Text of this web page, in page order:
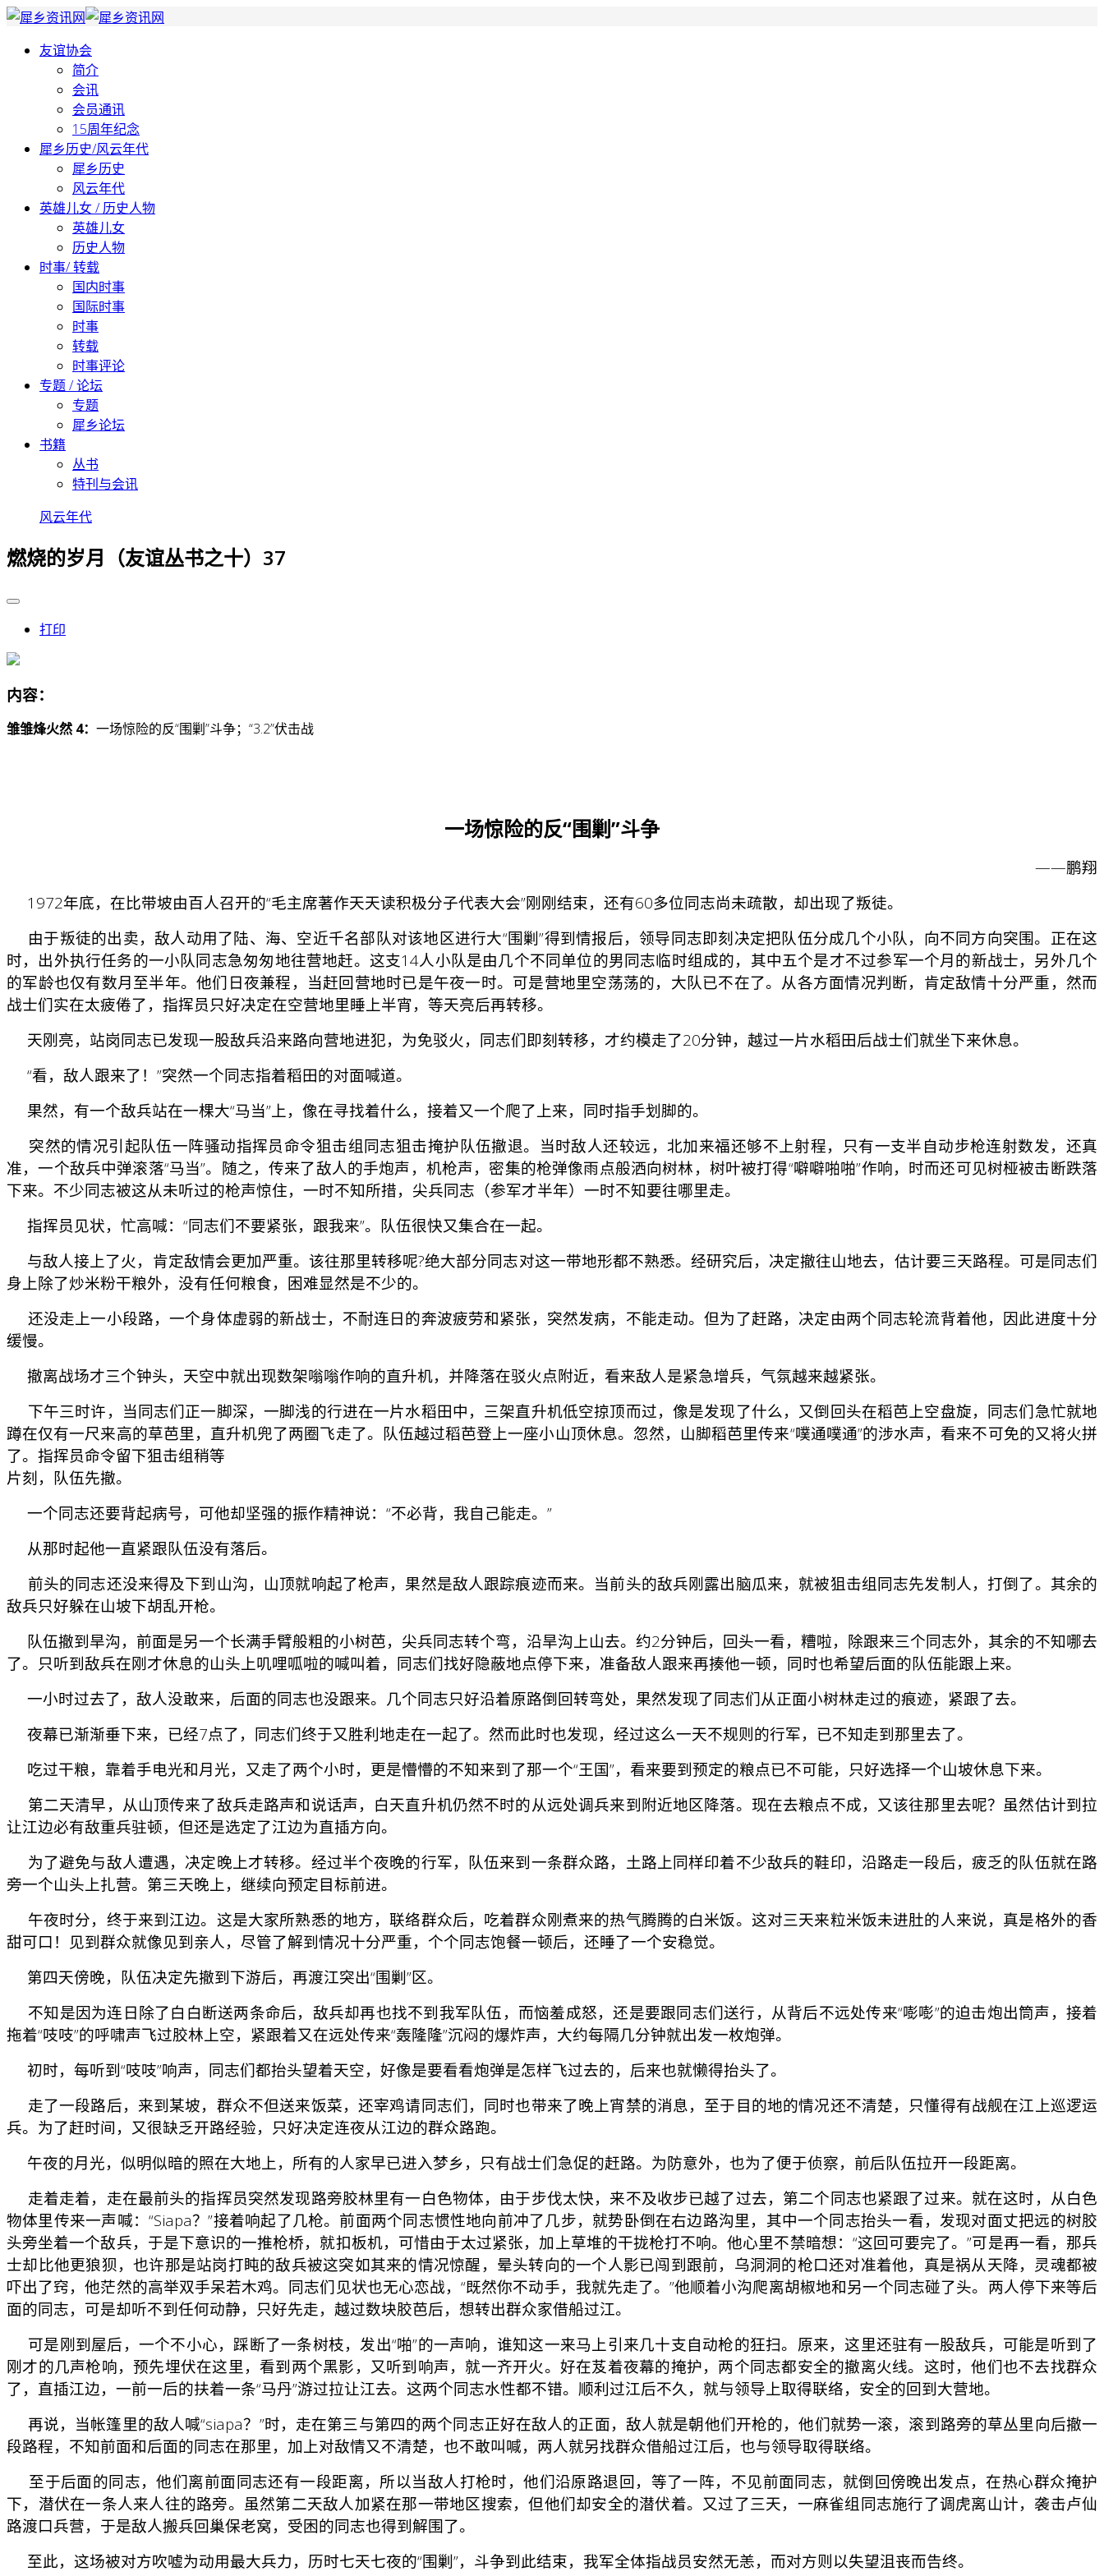
友谊协会
简介
会讯
会员通讯
15周年纪念
犀乡历史/风云年代
犀乡历史
风云年代
英雄儿女 / 历史人物
英雄儿女
历史人物
时事/ 转载
国内时事
国际时事
时事
转载
时事评论
专题 / 论坛
专题
犀乡论坛
书籍
丛书
特刊与会讯
风云年代
燃烧的岁月（友谊丛书之十）37
打印
内容：
雏雏烽火然 4： 一场惊险的反“围剿”斗争；“3.2”伏击战
一场惊险的反“围剿”斗争
——鹏翔
1972年底，在比带坡由百人召开的“毛主席著作天天读积极分子代表大会”刚刚结束，还有60多位同志尚未疏散，却出现了叛徒。
由于叛徒的出卖，敌人动用了陆、海、空近千名部队对该地区进行大“围剿”得到情报后，领导同志即刻决定把队伍分成几个小队，向不同方向突围。正在这
时，出外执行任务的一小队同志急匆匆地往营地赶。这支14人小队是由几个不同单位的男同志临时组成的，其中五个是才不过参军一个月的新战士，另外几个
的军龄也仅有数月至半年。他们日夜兼程，当赶回营地时已是午夜一时。可是营地里空荡荡的，大队已不在了。从各方面情况判断，肯定敌情十分严重，然而
战士们实在太疲倦了，指挥员只好决定在空营地里睡上半宵，等天亮后再转移。
天刚亮，站岗同志已发现一股敌兵沿来路向营地进犯，为免驳火，同志们即刻转移，才约模走了20分钟，越过一片水稻田后战士们就坐下来休息。
“看，敌人跟来了！”突然一个同志指着稻田的对面喊道。
果然，有一个敌兵站在一棵大“马当”上，像在寻找着什么，接着又一个爬了上来，同时指手划脚的。
突然的情况引起队伍一阵骚动指挥员命令狙击组同志狙击掩护队伍撤退。当时敌人还较远，北加来福还够不上射程，只有一支半自动步枪连射数发，还真
准，一个敌兵中弹滚落“马当”。随之，传来了敌人的手炮声，机枪声，密集的枪弹像雨点般洒向树林，树叶被打得“噼噼啪啪”作响，时而还可见树桠被击断跌落
下来。不少同志被这从未听过的枪声惊住，一时不知所措，尖兵同志（参军才半年）一时不知要往哪里走。
指挥员见状，忙高喊：“同志们不要紧张，跟我来”。队伍很快又集合在一起。
与敌人接上了火，肯定敌情会更加严重。该往那里转移呢?绝大部分同志对这一带地形都不熟悉。经研究后，决定撤往山地去，估计要三天路程。可是同志们
身上除了炒米粉干粮外，没有任何粮食，困难显然是不少的。
还没走上一小段路，一个身体虚弱的新战士，不耐连日的奔波疲劳和紧张，突然发病，不能走动。但为了赶路，决定由两个同志轮流背着他，因此进度十分
缓慢。
撤离战场才三个钟头，天空中就出现数架嗡嗡作响的直升机，并降落在驳火点附近，看来敌人是紧急增兵，气氛越来越紧张。
下午三时许，当同志们正一脚深，一脚浅的行进在一片水稻田中，三架直升机低空掠顶而过，像是发现了什么，又倒回头在稻芭上空盘旋，同志们急忙就地
蹲在仅有一尺来高的草芭里，直升机兜了两圈飞走了。队伍越过稻芭登上一座小山顶休息。忽然，山脚稻芭里传来“噗通噗通”的涉水声，看来不可免的又将火拼
了。指挥员命令留下狙击组稍等
片刻，队伍先撤。
一个同志还要背起病号，可他却坚强的振作精神说：“不必背，我自己能走。”
从那时起他一直紧跟队伍没有落后。
前头的同志还没来得及下到山沟，山顶就响起了枪声，果然是敌人跟踪痕迹而来。当前头的敌兵刚露出脑瓜来，就被狙击组同志先发制人，打倒了。其余的
敌兵只好躲在山坡下胡乱开枪。
队伍撤到旱沟，前面是另一个长满手臂般粗的小树芭，尖兵同志转个弯，沿旱沟上山去。约2分钟后，回头一看，糟啦，除跟来三个同志外，其余的不知哪去
了。只听到敌兵在刚才休息的山头上叽哩呱啦的喊叫着，同志们找好隐蔽地点停下来，准备敌人跟来再揍他一顿，同时也希望后面的队伍能跟上来。
一小时过去了，敌人没敢来，后面的同志也没跟来。几个同志只好沿着原路倒回转弯处，果然发现了同志们从正面小树林走过的痕迹，紧跟了去。
夜幕已渐渐垂下来，已经7点了，同志们终于又胜利地走在一起了。然而此时也发现，经过这么一天不规则的行军，已不知走到那里去了。
吃过干粮，靠着手电光和月光，又走了两个小时，更是懵懵的不知来到了那一个“王国”，看来要到预定的粮点已不可能，只好选择一个山坡休息下来。
第二天清早，从山顶传来了敌兵走路声和说话声，白天直升机仍然不时的从远处调兵来到附近地区降落。现在去粮点不成，又该往那里去呢？虽然估计到拉
让江边必有敌重兵驻顿，但还是选定了江边为直插方向。
为了避免与敌人遭遇，决定晚上才转移。经过半个夜晚的行军，队伍来到一条群众路，土路上同样印着不少敌兵的鞋印，沿路走一段后，疲乏的队伍就在路
旁一个山头上扎营。第三天晚上，继续向预定目标前进。
午夜时分，终于来到江边。这是大家所熟悉的地方，联络群众后，吃着群众刚煮来的热气腾腾的白米饭。这对三天来粒米饭未进肚的人来说，真是格外的香
甜可口！见到群众就像见到亲人，尽管了解到情况十分严重，个个同志饱餐一顿后，还睡了一个安稳觉。
第四天傍晚，队伍决定先撤到下游后，再渡江突出“围剿”区。
不知是因为连日除了白白断送两条命后，敌兵却再也找不到我军队伍，而恼羞成怒，还是要跟同志们送行，从背后不远处传来“嘭嘭”的迫击炮出筒声，接着
拖着“吱吱”的呼啸声飞过胶林上空，紧跟着又在远处传来“轰隆隆”沉闷的爆炸声，大约每隔几分钟就出发一枚炮弹。
初时，每听到“吱吱”响声，同志们都抬头望着天空，好像是要看看炮弹是怎样飞过去的，后来也就懒得抬头了。
走了一段路后，来到某坡，群众不但送来饭菜，还宰鸡请同志们，同时也带来了晚上宵禁的消息，至于目的地的情况还不清楚，只懂得有战舰在江上巡逻运
兵。为了赶时间，又很缺乏开路经验，只好决定连夜从江边的群众路跑。
午夜的月光，似明似暗的照在大地上，所有的人家早已进入梦乡，只有战士们急促的赶路。为防意外，也为了便于侦察，前后队伍拉开一段距离。
走着走着，走在最前头的指挥员突然发现路旁胶林里有一白色物体，由于步伐太快，来不及收步已越了过去，第二个同志也紧跟了过来。就在这时，从白色
物体里传来一声喊：“Siapa？”接着响起了几枪。前面两个同志惯性地向前冲了几步，就势卧倒在右边路沟里，其中一个同志抬头一看，发现对面丈把远的树胶
头旁坐着一个敌兵，于是下意识的一推枪桥，就扣板机，可惜由于太过紧张，加上草堆的干拢枪打不响。他心里不禁暗想：“这回可要完了。”可是再一看，那兵
士却比他更狼狈，也许那是站岗打盹的敌兵被这突如其来的情况惊醒，晕头转向的一个人影已闯到跟前，乌洞洞的枪口还对准着他，真是祸从天降，灵魂都被
吓出了窍，他茫然的高举双手呆若木鸡。同志们见状也无心恋战，“既然你不动手，我就先走了。”他顺着小沟爬离胡椒地和另一个同志碰了头。两人停下来等后
面的同志，可是却听不到任何动静，只好先走，越过数块胶芭后，想转出群众家借船过江。
可是刚到屋后，一个不小心，踩断了一条树枝，发出“啪”的一声响，谁知这一来马上引来几十支自动枪的狂扫。原来，这里还驻有一股敌兵，可能是听到了
刚才的几声枪响，预先埋伏在这里，看到两个黑影，又听到响声，就一齐开火。好在芨着夜幕的掩护，两个同志都安全的撤离火线。这时，他们也不去找群众
了，直插江边，一前一后的扶着一条“马丹”游过拉让江去。这两个同志水性都不错。顺利过江后不久，就与领导上取得联络，安全的回到大营地。
再说，当帐篷里的敌人喊“siapa？”时，走在第三与第四的两个同志正好在敌人的正面，敌人就是朝他们开枪的，他们就势一滚，滚到路旁的草丛里向后撤一
段路程，不知前面和后面的同志在那里，加上对敌情又不清楚，也不敢叫喊，两人就另找群众借船过江后，也与领导取得联络。
至于后面的同志，他们离前面同志还有一段距离，所以当敌人打枪时，他们沿原路退回，等了一阵，不见前面同志，就倒回傍晚出发点，在热心群众掩护
下，潜伏在一条人来人往的路旁。虽然第二天敌人加紧在那一带地区搜索，但他们却安全的潜伏着。又过了三天，一麻雀组同志施行了调虎离山计，袭击卢仙
路渡口兵营，于是敌人搬兵回巢保老窝，受困的同志也得到解围了。
至此，这场被对方吹嘘为动用最大兵力，历时七天七夜的“围剿”，斗争到此结束，我军全体指战员安然无恙，而对方则以失望沮丧而告终。